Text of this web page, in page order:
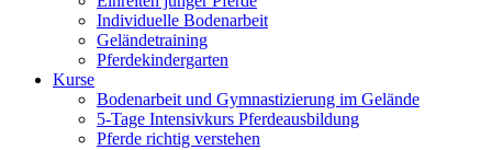
Individuelle Bodenarbeit
Geländetraining
Pferdekindergarten
Kurse
Bodenarbeit und Gymnastizierung im Gelände
5‑Tage Intensivkurs Pferdeausbildung
Pferde richtig verstehen